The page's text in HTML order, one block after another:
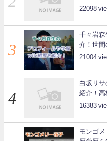
22098
千々岩森
介！世間
21004
白坂リ
紹介！高
16383
モンゴ